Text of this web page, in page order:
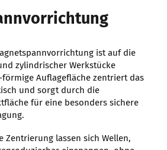
ist auf die
zylindrischer Werkstücke
Auflagefläche zentriert das
und sorgt durch die
für eine besonders sichere
Zentrierung lassen sich Wellen,